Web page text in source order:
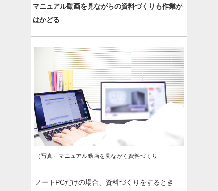
マニュアル動画を見ながらの資料づくりも作業が
はかどる
（写真）マニュアル動画を見ながら資料づくり
ノートPCだけの場合、資料づくりをするとき